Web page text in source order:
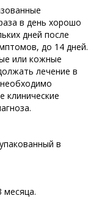
в день хорошо
дней после
до 14 дней.
или кожные
лечение в
клинические
в
месяца.